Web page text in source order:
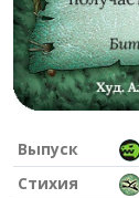
Выпуск
Стихия